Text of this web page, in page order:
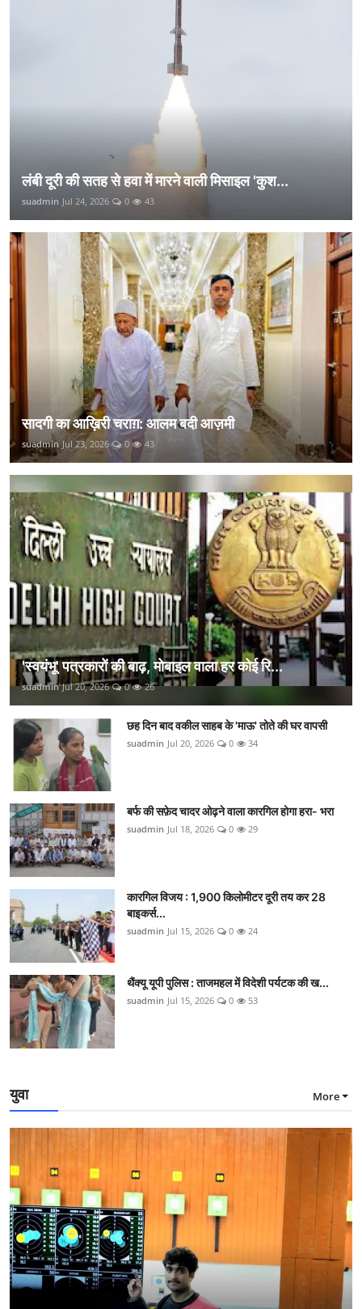
लंबी दूरी की सतह से हवा में मारने वाली मिसाइल 'कुश...
suadmin Jul 24, 2026 0 43
सादगी का आख़िरी चराग़: आलम बदी आज़मी
suadmin Jul 23, 2026 0 43
'स्वयंभू' पत्रकारों की बाढ़, मोबाइल वाला हर कोई रि...
suadmin Jul 20, 2026 0 26
छह दिन बाद वकील साहब के 'माऊ' तोते की घर वापसी
suadmin Jul 20, 2026 0 34
बर्फ की सफ़ेद चादर ओढ़ने वाला कारगिल होगा हरा- भरा
suadmin Jul 18, 2026 0 29
कारगिल विजय : 1,900 किलोमीटर दूरी तय कर 28
बाइकर्स...
suadmin Jul 15, 2026 0 24
थैंक्यू यूपी पुलिस : ताजमहल में विदेशी पर्यटक की ख...
suadmin Jul 15, 2026 0 53
युवा More